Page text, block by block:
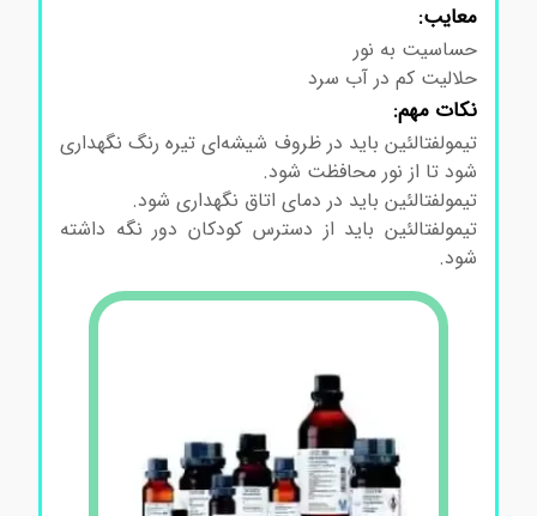
معایب:
حساسیت به نور
حلالیت کم در آب سرد
نکات مهم:
تیمولفتالئین باید در ظروف شیشه‌ای تیره رنگ نگهداری
شود تا از نور محافظت شود.
تیمولفتالئین باید در دمای اتاق نگهداری شود.
تیمولفتالئین باید از دسترس کودکان دور نگه داشته
شود.